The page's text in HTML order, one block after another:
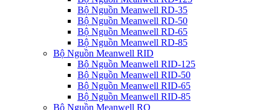
Bộ Nguồn Meanwell RD-35
Bộ Nguồn Meanwell RD-50
Bộ Nguồn Meanwell RD-65
Bộ Nguồn Meanwell RD-85
Bộ Nguồn Meanwell RID
Bộ Nguồn Meanwell RID-125
Bộ Nguồn Meanwell RID-50
Bộ Nguồn Meanwell RID-65
Bộ Nguồn Meanwell RID-85
Bộ Nguồn Meanwell RQ